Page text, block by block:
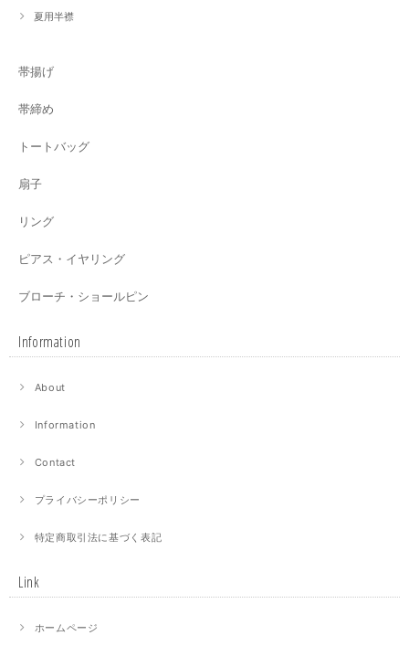
夏用半襟
帯揚げ
帯締め
トートバッグ
扇子
リング
ピアス・イヤリング
ブローチ・ショールピン
Information
About
Information
Contact
プライバシーポリシー
特定商取引法に基づく表記
Link
ホームページ